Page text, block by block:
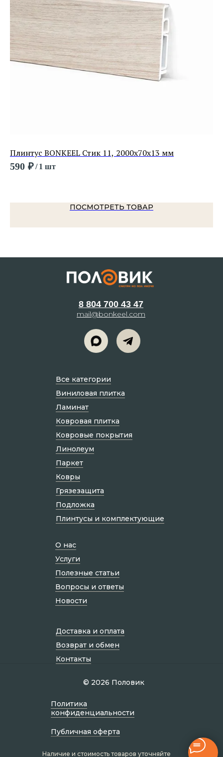
Плинтус BONKEEL Стик 11, 2000х70х13 мм
590 ₽/ 1 шт
ПОСМОТРЕТЬ ТОВАР
8 804 700 43 47
mail@bonkeel.com
О нас
Услуги
Полезные статьи
Вопросы и ответы
Новости
Доставка и оплата
Возврат и обмен
Контакты
© 2026 Половик
Наличие и стоимость товаров уточняйте
Все категории
Виниловая плитка
Ламинат
Ковровая плитка
Ковровые покрытия
Линолеум
Паркет
Ковры
Грязезащита
Подложка
Плинтусы и комплектующие
Политик а
конфиденциальности
Публичная оферта